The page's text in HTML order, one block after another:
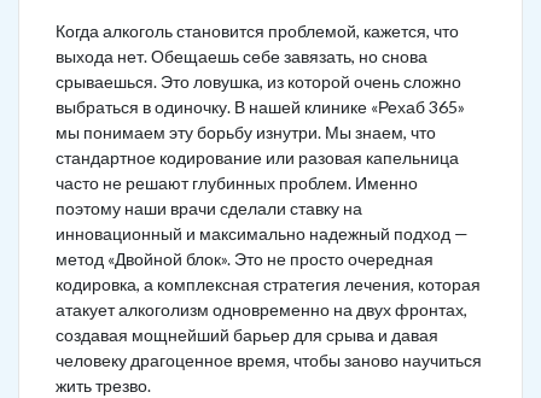
Когда алкоголь становится проблемой, кажется, что
выхода нет. Обещаешь себе завязать, но снова
срываешься. Это ловушка, из которой очень сложно
выбраться в одиночку. В нашей клинике «Рехаб 365»
мы понимаем эту борьбу изнутри. Мы знаем, что
стандартное кодирование или разовая капельница
часто не решают глубинных проблем. Именно
поэтому наши врачи сделали ставку на
инновационный и максимально надежный подход —
метод «Двойной блок». Это не просто очередная
кодировка, а комплексная стратегия лечения, которая
атакует алкоголизм одновременно на двух фронтах,
создавая мощнейший барьер для срыва и давая
человеку драгоценное время, чтобы заново научиться
жить трезво.